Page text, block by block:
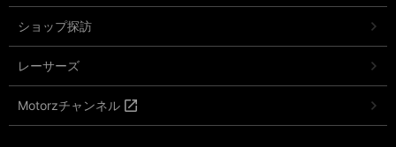
ショップ探訪
レーサーズ
Motorzチャンネル